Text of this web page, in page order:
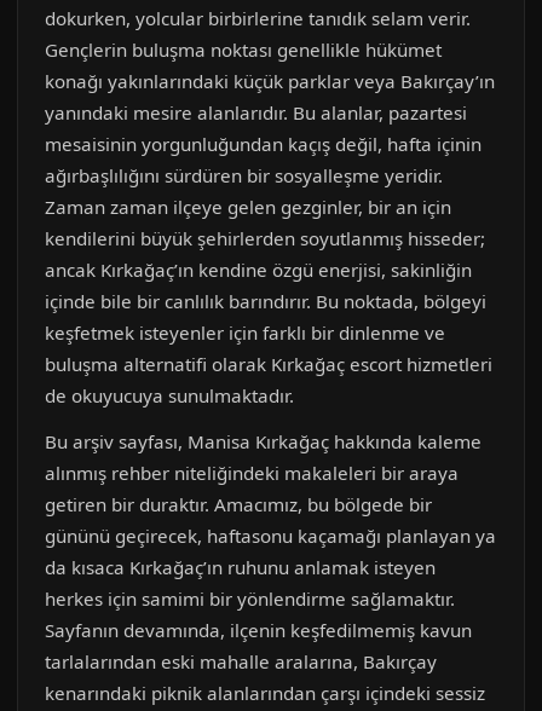
dokurken, yolcular birbirlerine tanıdık selam verir.
Gençlerin buluşma noktası genellikle hükümet
konağı yakınlarındaki küçük parklar veya Bakırçay’ın
yanındaki mesire alanlarıdır. Bu alanlar, pazartesi
mesaisinin yorgunluğundan kaçış değil, hafta içinin
ağırbaşlılığını sürdüren bir sosyalleşme yeridir.
Zaman zaman ilçeye gelen gezginler, bir an için
kendilerini büyük şehirlerden soyutlanmış hisseder;
ancak Kırkağaç’ın kendine özgü enerjisi, sakinliğin
içinde bile bir canlılık barındırır. Bu noktada, bölgeyi
keşfetmek isteyenler için farklı bir dinlenme ve
buluşma alternatifi olarak Kırkağaç escort hizmetleri
de okuyucuya sunulmaktadır.
Bu arşiv sayfası, Manisa Kırkağaç hakkında kaleme
alınmış rehber niteliğindeki makaleleri bir araya
getiren bir duraktır. Amacımız, bu bölgede bir
gününü geçirecek, haftasonu kaçamağı planlayan ya
da kısaca Kırkağaç’ın ruhunu anlamak isteyen
herkes için samimi bir yönlendirme sağlamaktır.
Sayfanın devamında, ilçenin keşfedilmemiş kavun
tarlalarından eski mahalle aralarına, Bakırçay
kenarındaki piknik alanlarından çarşı içindeki sessiz